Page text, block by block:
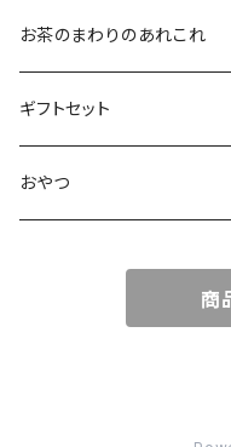
玄米茶
ほうじ茶
フレーバーティー
30g
▶︎ティーバッグ10個入
ティーバッグ1個入
ティーバッグ10個入り
すっきり
水出し煎茶
フルーティー
コクがある
島根・鳥取のお茶
島根のお茶
鳥取のお茶
九州のお茶
八女茶
近畿・東海のお茶
お茶のまわりのあれこれ
フィルタインボトル
急須
ギフトセット
煎茶ギフト
おやつ
商